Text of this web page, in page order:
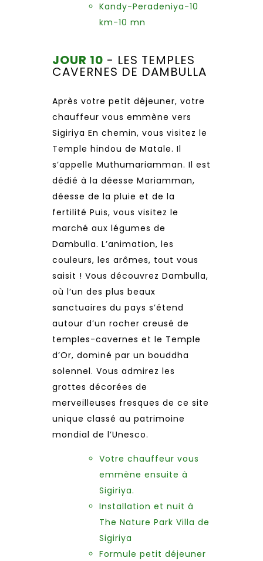
Kandy-Peradeniya-10
km-10 mn
JOUR 10 - LES TEMPLES
CAVERNES DE DAMBULLA
Après votre petit déjeuner, votre
chauffeur vous emmène vers
Sigiriya En chemin, vous visitez le
Temple hindou de Matale. Il
s’appelle Muthumariamman. Il est
dédié à la déesse Mariamman,
déesse de la pluie et de la
fertilité Puis, vous visitez le
marché aux légumes de
Dambulla. L’animation, les
couleurs, les arômes, tout vous
saisit ! Vous découvrez Dambulla,
où l’un des plus beaux
sanctuaires du pays s’étend
autour d’un rocher creusé de
temples-cavernes et le Temple
d’Or, dominé par un bouddha
solennel. Vous admirez les
grottes décorées de
merveilleuses fresques de ce site
unique classé au patrimoine
mondial de l’Unesco.
Votre chauffeur vous
emmène ensuite à
Sigiriya.
Installation et nuit à
The Nature Park Villa de
Sigiriya
Formule petit déjeuner